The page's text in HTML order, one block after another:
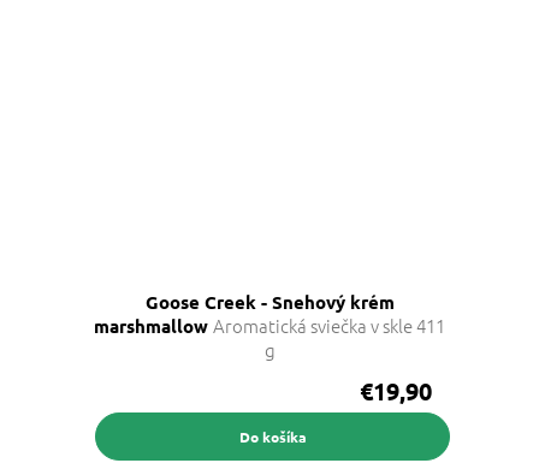
Goose Creek - Snehový krém
marshmallow Aromatická sviečka v skle 411
g
€19,90
Do košíka